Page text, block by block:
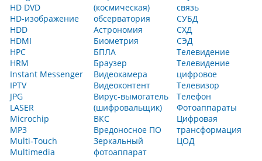
HD DVD
HD-изображение
HDD
HDMI
HPC
HRM
Instant Messenger
IPTV
JPG
LASER
Microchip
MP3
Multi‑Touch
Multimedia
(космическая)
обсерватория
Астрономия
Биометрия
БПЛА
Браузер
Видеокамера
Видеоконтент
Вирус-вымогатель
(шифровальщик)
ВКС
Вредоносное ПО
Зеркальный
фотоаппарат
связь
СУБД
СХД
СЭД
Телевидение
Телевидение
цифровое
Телевизор
Телефон
Фотоаппараты
Цифровая
трансформация
ЦОД